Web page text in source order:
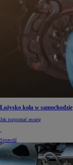
Łożysko koła w samochodzie
Jak rozpoznać awarię
Sprawdź